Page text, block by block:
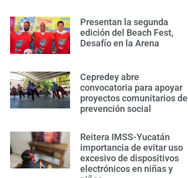
Presentan la segunda
edición del Beach Fest,
Desafío en la Arena
Cepredey abre
convocatoria para apoyar
proyectos comunitarios de
prevención social
Reitera IMSS-Yucatán
importancia de evitar uso
excesivo de dispositivos
electrónicos en niñas y